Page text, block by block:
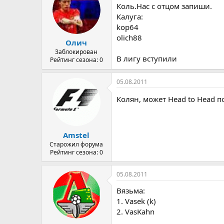
Олич
Заблокирован
Рейтинг сезона: 0
Коль.Нас с отцом запиши.
Калуга:
kop64
olich88
В лигу вступили
Amstel
Старожил форума
Рейтинг сезона: 0
05.08.2011
Колян, может Head to Head
05.08.2011
Вязьма:
1. Vasek (k)
2. VasKahn